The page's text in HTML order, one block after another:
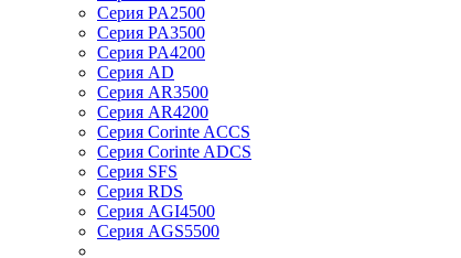
Серия PA2500
Серия PA3500
Серия PA4200
Серия AD
Серия AR3500
Серия AR4200
Серия Corinte ACCS
Серия Corinte ADCS
Серия SFS
Серия RDS
Серия AGI4500
Серия AGS5500